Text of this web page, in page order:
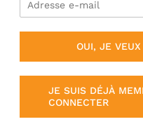
OUI, JE
JE SUIS DÉJÀ
CONNECTER